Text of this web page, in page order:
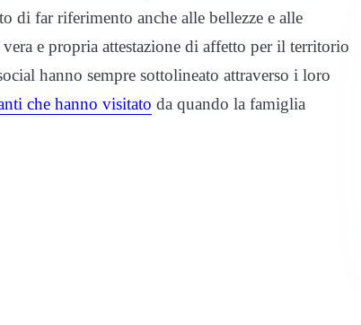
di far riferimento anche alle bellezze e alle
e propria attestazione di affetto per il territorio
hanno sempre sottolineato attraverso i loro
che hanno visitato da quando la famiglia